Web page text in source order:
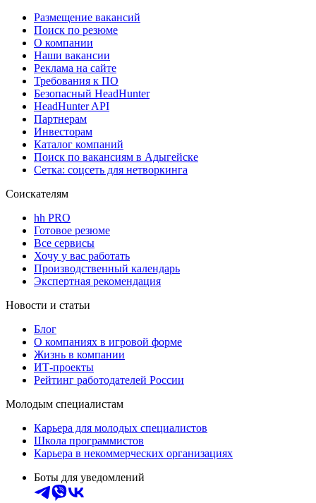
Размещение вакансий
Поиск по резюме
О компании
Наши вакансии
Реклама на сайте
Требования к ПО
Безопасный HeadHunter
HeadHunter API
Партнерам
Инвесторам
Каталог компаний
Поиск по вакансиям в Адыгейске
Сетка: соцсеть для нетворкинга
Соискателям
hh PRO
Готовое резюме
Все сервисы
Хочу у вас работать
Производственный календарь
Экспертная рекомендация
Новости и статьи
Блог
О компаниях в игровой форме
Жизнь в компании
ИТ-проекты
Рейтинг работодателей России
Молодым специалистам
Карьера для молодых специалистов
Школа программистов
Карьера в некоммерческих организациях
Боты для уведомлений